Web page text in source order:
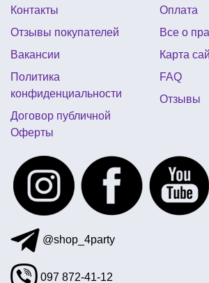
украшение стола на halloween
оформление пиратского дня
палочки для шариков
все для
аксессуары
день рождения трансформеры
карнавальная маска для детей
Контакты
Отзывы покупателей
Вакансии
Политика
конфиденциальности
Договор публичной
Оферты
Оплата
Все о
Карта
FAQ
Отзывы
@shop_4party
097 872-41-12